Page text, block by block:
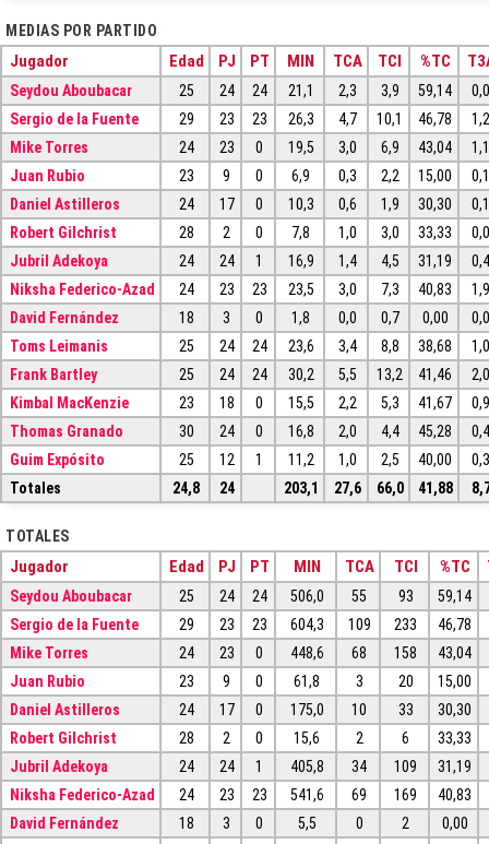
MEDIAS POR PARTIDO
Jugador Edad PJ PT MIN TCA TCI %TC
Seydou Aboubacar 25 24 24 21,1 2,3 3,9 59,14
Sergio de la Fuente
29 23 23 26,3 4,7 10,1 46,78
Mike Torres
24 23 0 19,5 3,0 6,9 43,04
Juan Rubio
23 9 0 6,9 0,3 2,2 15,00
Daniel Astilleros
24 17 0 10,3 0,6 1,9 30,30
Robert Gilchrist
28 2 0 7,8 1,0 3,0 33,33
Jubril Adekoya
24 24 1 16,9 1,4 4,5 31,19
Niksha Federico-Azad
24 23 23 23,5 3,0 7,3 40,83
David Fernández
18 3 0 1,8 0,0 0,7 0,00
Toms Leimanis
25 24 24 23,6 3,4 8,8 38,68
Frank Bartley
25 24 24 30,2 5,5 13,2 41,46
Kimbal MacKenzie
23 18 0 15,5 2,2 5,3 41,67
Thomas Granado
30 24 0 16,8 2,0 4,4 45,28
Guim Expósito
25 12 1 11,2 1,0 2,5 40,00
Totales
24,8 24 203,1 27,6 66,0 41,88
TOTALES
Jugador Edad PJ PT MIN TCA TCI %TC
Seydou Aboubacar 25 24 24 506,0 55 93
59,14
Sergio de la Fuente
29 23 23 604,3 109 233
46,78
Mike Torres
24 23 0 448,6 68 158
43,04
Juan Rubio
23 9 0 61,8 3 20
15,00
Daniel Astilleros
24 17 0 175,0 10 33
30,30
Robert Gilchrist
28 2 0 15,6 2 6
33,33
Jubril Adekoya
24 24 1 405,8 34 109
31,19
Niksha Federico-Azad
24 23 23 541,6 69 169
40,83
David Fernández
18 3 0 5,5 0 2
0,00